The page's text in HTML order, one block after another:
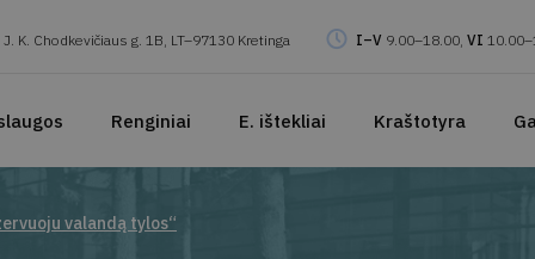
J. K. Chodkevičiaus g. 1B, LT–97130 Kretinga I–V 9.00–18.00, VI
Renginiai E. ištekliai Kraštotyra
valandą tylos“